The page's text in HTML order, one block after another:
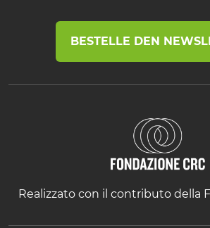
BESTELLE DEN
Realizzato con il contributo della